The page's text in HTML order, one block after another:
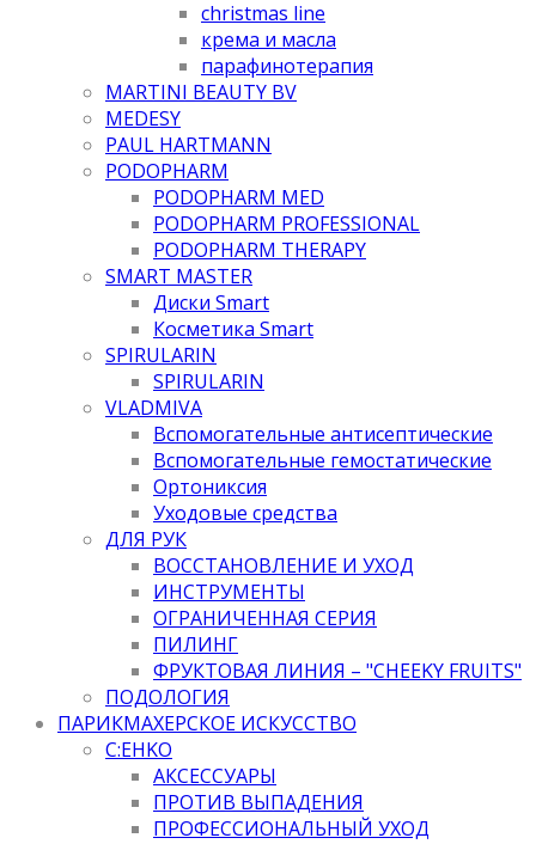
christmas line
крема и масла
парафинотерапия
MARTINI BEAUTY BV
MEDESY
PAUL HARTMANN
PODOPHARM
PODOPHARM MED
PODOPHARM PROFESSIONAL
PODOPHARM THERAPY
SMART MASTER
Диски Smart
Косметика Smart
SPIRULARIN
SPIRULARIN
VLADMIVA
Вспомогательные антисептические
Вспомогательные гемостатические
Ортониксия
Уходовые средства
ДЛЯ РУК
ВОССТАНОВЛЕНИЕ И УХОД
ИНСТРУМЕНТЫ
ОГРАНИЧЕННАЯ СЕРИЯ
ПИЛИНГ
ФРУКТОВАЯ ЛИНИЯ – "CHEEKY FRUITS"
ПОДОЛОГИЯ
ПАРИКМАХЕРСКОЕ ИСКУССТВО
C:EHKO
АКСЕССУАРЫ
ПРОТИВ ВЫПАДЕНИЯ
ПРОФЕССИОНАЛЬНЫЙ УХОД